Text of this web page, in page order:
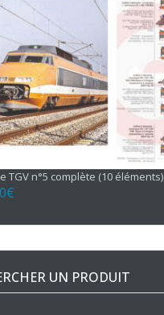
TGV n°5 complète (10 éléments)
€
UN PRODUIT